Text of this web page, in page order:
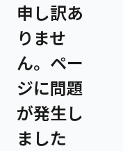
申し訳あ
りませ
ん。ペー
ジに問題
が発生し
ました